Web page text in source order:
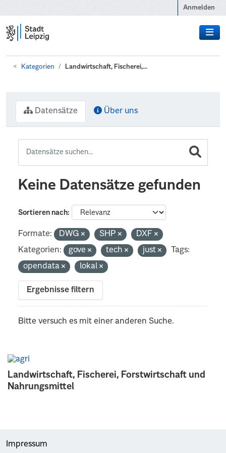
Anmelden
Kategorien Landwirtschaft, Fischerei,...
Landwirtschaft, Fischerei, Forstwirtschaft und
Nahrungsmittel
Datensätze Über uns
Keine Datensätze gefunden
Sortieren nach
Formate: DWG SHP
DXF
Kategorien:
gove tech just
Tags:
opendata
lokal
Ergebnisse filtern
Bitte versuch es mit einer anderen Suche.
Impressum